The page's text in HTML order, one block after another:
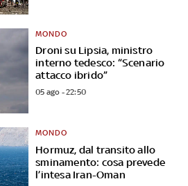
Droni su Lipsia, ministro
interno tedesco: “Scenario
attacco ibrido”
MONDO
05 ago - 22:50
Hormuz, dal transito allo
sminamento: cosa prevede
l’intesa Iran-Oman
MONDO